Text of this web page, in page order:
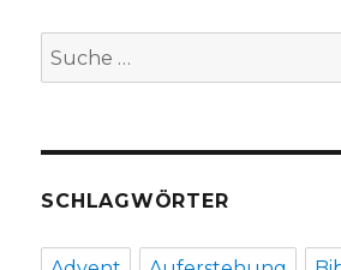
kann
Rezension
Leberecht,
2020
Suche
nach:
SCHLAGWÖRTER